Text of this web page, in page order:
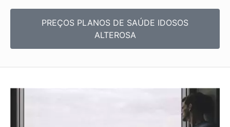
PREÇOS PLANOS DE SAÚDE IDOSOS
ALTEROSA